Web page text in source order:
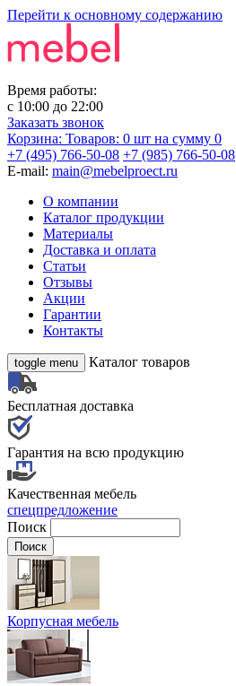
Перейти к основному содержанию
Время работы:
с 10:00 до 22:00
Заказать звонок
Корзина: Товаров: 0 шт на сумму 0
+7 (495) 766-50-08 +7 (985) 766-50-08
E-mail: main@mebelproect.ru
О компании
Каталог продукции
Материалы
Доставка и оплата
Статьи
Отзывы
Акции
Гарантии
Контакты
toggle menu Каталог товаров
Бесплатная доставка
Гарантия на всю продукцию
Качественная мебель
спецпредложение
Поиск
Корпусная мебель